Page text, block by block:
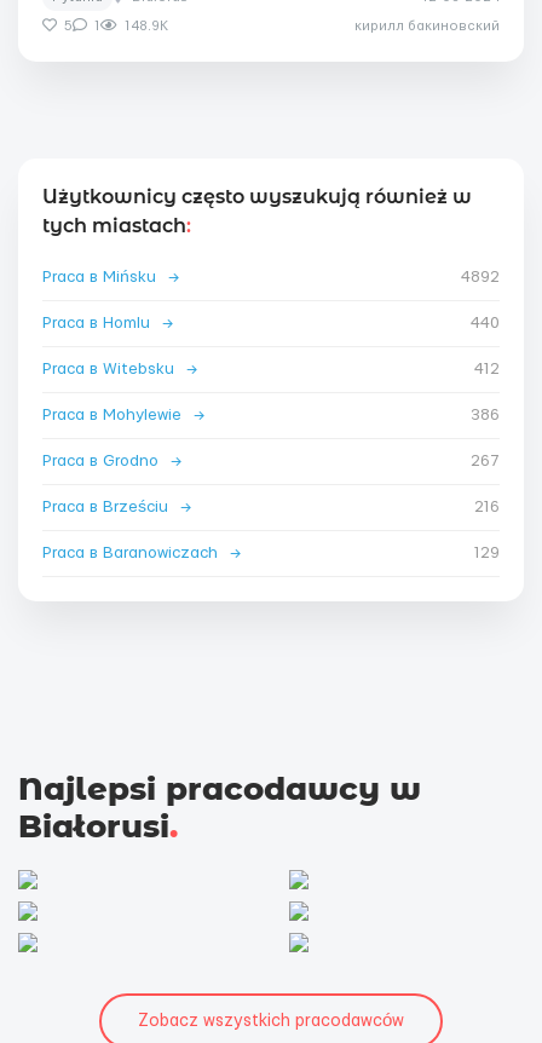
5 1 148.9K кирилл бакиновский
Użytkownicy często wyszukują również w
tych miastach:
Praca в Mińsku → 4892
Praca в Homlu → 440
Praca в Witebsku → 412
Praca в Mohylewie → 386
Praca в Grodno → 267
Praca в Brześciu → 216
Praca в Baranowiczach → 129
Najlepsi pracodawcy w
Białorusi.
Zobacz wszystkich pracodawców